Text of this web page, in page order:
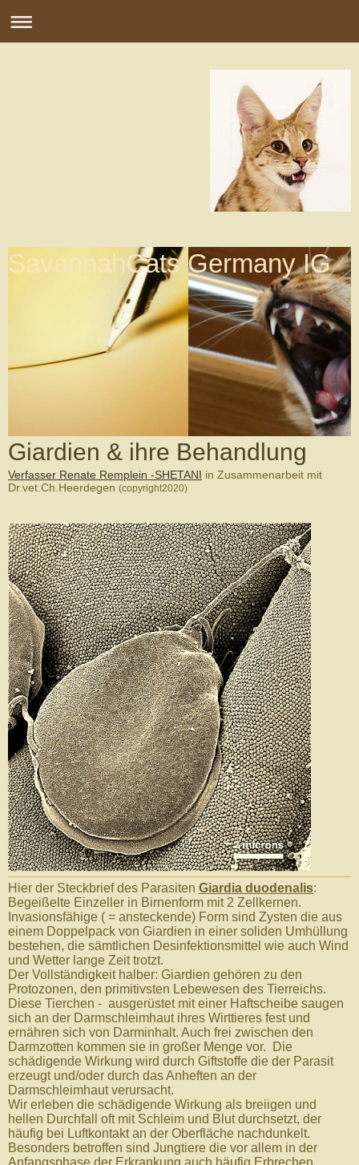
SavannahCats Germany IG
Giardien & ihre Behandlung
Verfasser Renate Remplein -SHETANI in Zusammenarbeit mit
Dr.vet.Ch.Heerdegen (copyright2020)
Hier der Steckbrief des Parasiten Giardia duodenalis:
Begeißelte Einzeller in Birnenform mit 2 Zellkernen.
Invasionsfähige ( = ansteckende) Form sind Zysten die aus
einem Doppelpack von Giardien in einer soliden Umhüllung
bestehen, die sämtlichen Desinfektionsmittel wie auch Wind
und Wetter lange Zeit trotzt.
Der Vollständigkeit halber: Giardien gehören zu den
Protozonen, den primitivsten Lebewesen des Tierreichs.
Diese Tierchen - ausgerüstet mit einer Haftscheibe saugen
sich an der Darmschleimhaut ihres Wirttieres fest und
ernähren sich von Darminhalt. Auch frei zwischen den
Darmzotten kommen sie in großer Menge vor. Die
schädigende Wirkung wird durch Giftstoffe die der Parasit
erzeugt und/oder durch das Anheften an der
Darmschleimhaut verursacht.
Wir erleben die schädigende Wirkung als breiigen und
hellen Durchfall oft mit Schleim und Blut durchsetzt, der
häufig bei Luftkontakt an der Oberfläche nachdunkelt.
Besonders betroffen sind Jungtiere die vor allem in der
Anfangsphase der Erkrankung auch häufig Erbrechen